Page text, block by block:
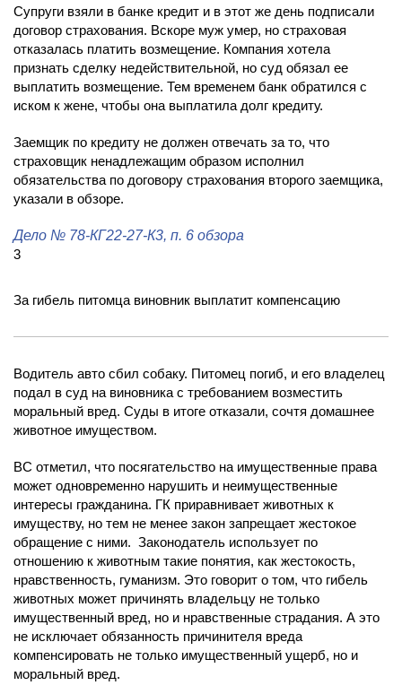
Супруги взяли в банке кредит и в этот же день подписали
договор страхования. Вскоре муж умер, но страховая
отказалась платить возмещение. Компания хотела
признать сделку недействительной, но суд обязал ее
выплатить возмещение. Тем временем банк обратился с
иском к жене, чтобы она выплатила долг кредиту.
Заемщик по кредиту не должен отвечать за то, что
страховщик ненадлежащим образом исполнил
обязательства по договору страхования второго заемщика,
указали в обзоре.
Дело № 78-КГ22-27-К3, п. 6 обзора
3
За гибель питомца виновник выплатит компенсацию
Водитель авто сбил собаку. Питомец погиб, и его владелец
подал в суд на виновника с требованием возместить
моральный вред. Суды в итоге отказали, сочтя домашнее
животное имуществом.
ВС отметил, что посягательство на имущественные права
может одновременно нарушить и неимущественные
интересы гражданина. ГК приравнивает животных к
имуществу, но тем не менее закон запрещает жестокое
обращение с ними. Законодатель использует по
отношению к животным такие понятия, как жестокость,
нравственность, гуманизм. Это говорит о том, что гибель
животных может причинять владельцу не только
имущественный вред, но и нравственные страдания. А это
не исключает обязанность причинителя вреда
компенсировать не только имущественный ущерб, но и
моральный вред.